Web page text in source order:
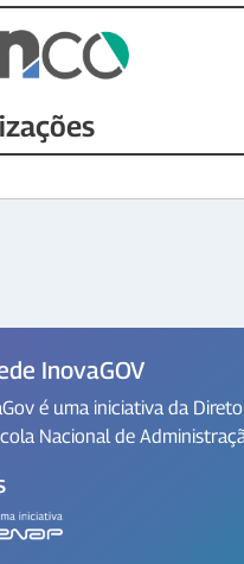
InovaGOV
é uma iniciativa da
Nacional de